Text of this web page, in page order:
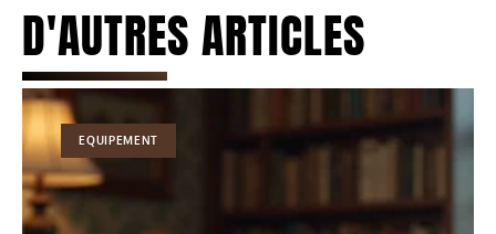
D'AUTRES ARTICLES
EQUIPEMENT